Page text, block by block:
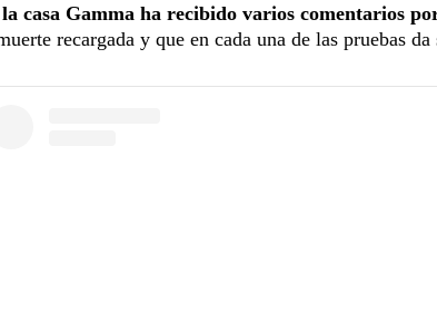
la casa Gamma ha recibido varios comentarios
recargada y que en cada una de las pruebas